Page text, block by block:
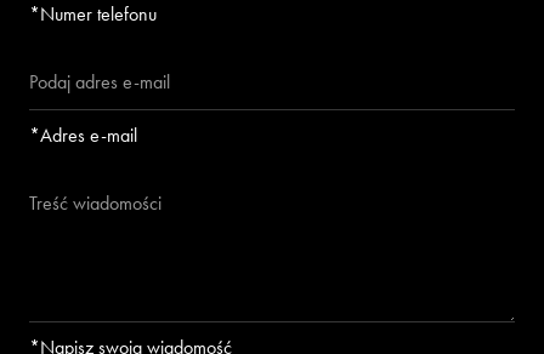
*Numer telefonu
*Adres e-mail
*Napisz swoją wiadomość